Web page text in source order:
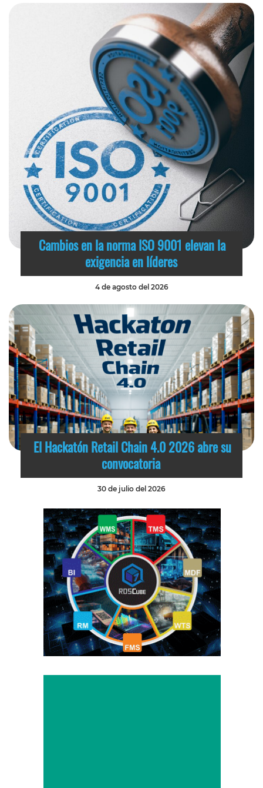
Cambios en la norma ISO 9001 elevan la
exigencia en líderes
4 de agosto del 2026
El Hackatón Retail Chain 4.0 2026 abre su
convocatoria
30 de julio del 2026